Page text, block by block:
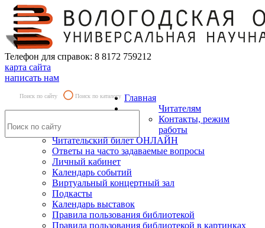
Телефон для справок: 8 8172 759212
карта сайта
написать нам
Поиск по сайту Поиск по каталогу Главная
Читателям
Контакты, режим
работы
Читательский билет ОНЛАЙН
Ответы на часто задаваемые вопросы
Личный кабинет
Календарь событий
Виртуальный концертный зал
Подкасты
Календарь выставок
Правила пользования библиотекой
Правила пользования библиотекой в картинках